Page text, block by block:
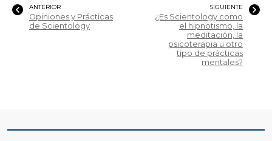
ANTERIOR
Opiniones y Prácticas
de Scientology
SIGUIENTE
¿Es Scientology como
el hipnotismo, la
meditación, la
psicoterapia u otro
tipo de prácticas
mentales?